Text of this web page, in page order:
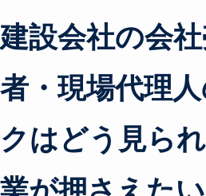
建設会社の会
者・現場代理
クはどう見ら